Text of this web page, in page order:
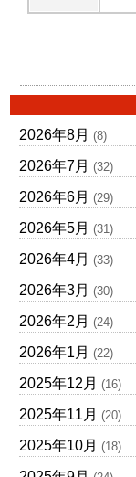
2026年8月 (8)
2026年7月 (32)
2026年6月 (29)
2026年5月 (31)
2026年4月 (33)
2026年3月 (30)
2026年2月 (24)
2026年1月 (22)
2025年12月 (16)
2025年11月 (20)
2025年10月 (18)